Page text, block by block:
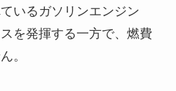
いるガソリンエンジン
を発揮する一方で、燃費
。